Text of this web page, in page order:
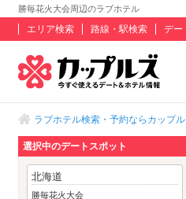
勝毎花火大会周辺のラブホテル
エリア検索 路線・駅検索 デー
ラブホテル検索・予約ならカップ
選択中のデートスポット
北海道
勝毎花火大会